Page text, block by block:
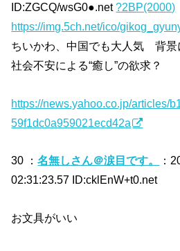
ID:ZGCQ/wsG0●.net?2BP(2000)
https://img.5ch.net/ico/
ちいかわ、中国でも大人気 背景
社会不安による“癒し”の欲求？
https://news.yahoo.co.jp/articles/
59f1dc0a959021ecd42a
30 ：名無しさん＠涙目です。
：
02:31:23.57 ID:cklEnW+t0.net
お文具がいい